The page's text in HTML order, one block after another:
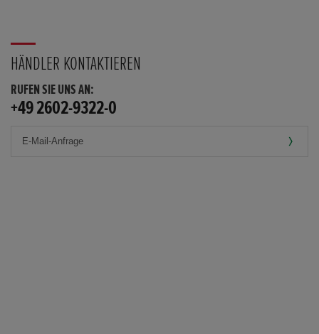
HÄNDLER KONTAKTIEREN
RUFEN SIE UNS AN:
+49 2602-9322-0